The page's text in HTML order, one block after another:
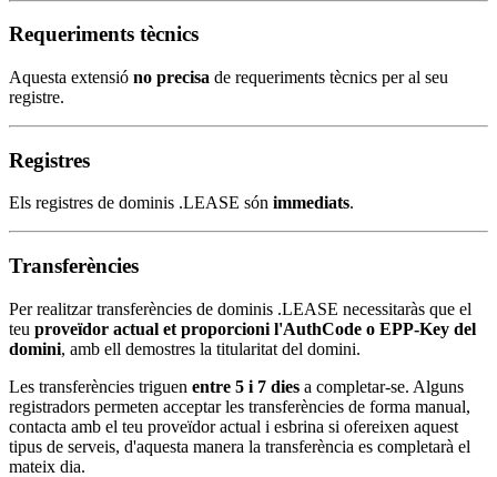
Requeriments tècnics
Aquesta extensió no precisa de requeriments tècnics per al seu
registre.
Registres
Els registres de dominis .LEASE són immediats.
Transferències
Per realitzar transferències de dominis .LEASE necessitaràs que el
teu proveïdor actual et proporcioni l'AuthCode o EPP-Key del
domini, amb ell demostres la titularitat del domini.
Les transferències triguen entre 5 i 7 dies a completar-se. Alguns
registradors permeten acceptar les transferències de forma manual,
contacta amb el teu proveïdor actual i esbrina si ofereixen aquest
tipus de serveis, d'aquesta manera la transferència es completarà el
mateix dia.